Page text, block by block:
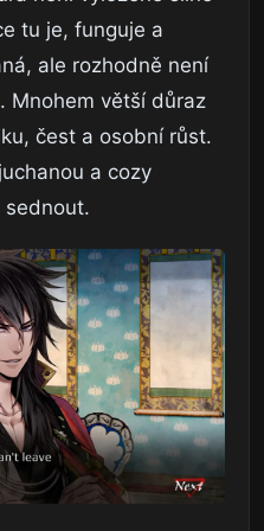
tu je, funguje a
ale rozhodně není
Mnohem větší důraz
čest a osobní růst.
a cozy
sednout.